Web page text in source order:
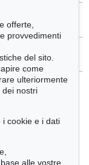
venduti
offerte,
provvedimenti
del sito.
come
ulteriormente
dei nostri
i cookie e i dati
alle vostre